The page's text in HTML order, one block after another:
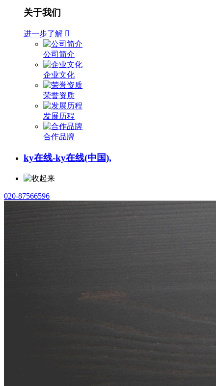
关于我们
进一步了解 
公司简介
企业文化
荣誉资质
发展历程
合作品牌
ky在线-ky在线(中国),
020-87566596